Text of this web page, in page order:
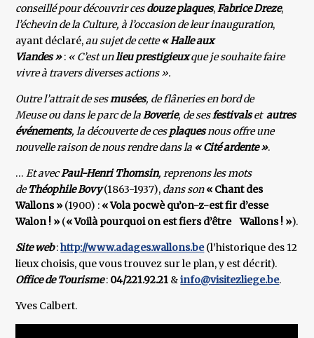
conseillé pour découvrir cesdouze plaques,Fabrice Dreze,
l’échevin de la Culture, à l’occasion de leur inauguration,
ayant déclaré,au sujet de cette « Halle aux
Viandes »: « C’est unlieu prestigieuxque je souhaite faire
vivre à travers diverses actions ».
Outre l’attrait de sesmusées, de flâneries en bord de
Meuse ou dans le parc de laBoverie, de sesfestivalsetautres
événements, la découverte de cesplaquesnous offre une
nouvelle raison de nous rendre dans la « Cité ardente ».
… Et avecPaul-Henri Thomsin, reprenons les mots
deThéophile Bovy(1863-1937), dans son« Chant des
Wallons » (1900) : « Vola pocwè qu’on-z-est fir d’esse
Walon ! » (« Voilà pourquoi on est fiers d’être Wallons ! »).
Site web:http://www.adages.wallons.be(l’historique des 12
lieux choisis, que vous trouvez sur le plan, y est décrit).
Office de Tourisme: 04/221.92.21 &info@visitezliege.be.
Yves Calbert.